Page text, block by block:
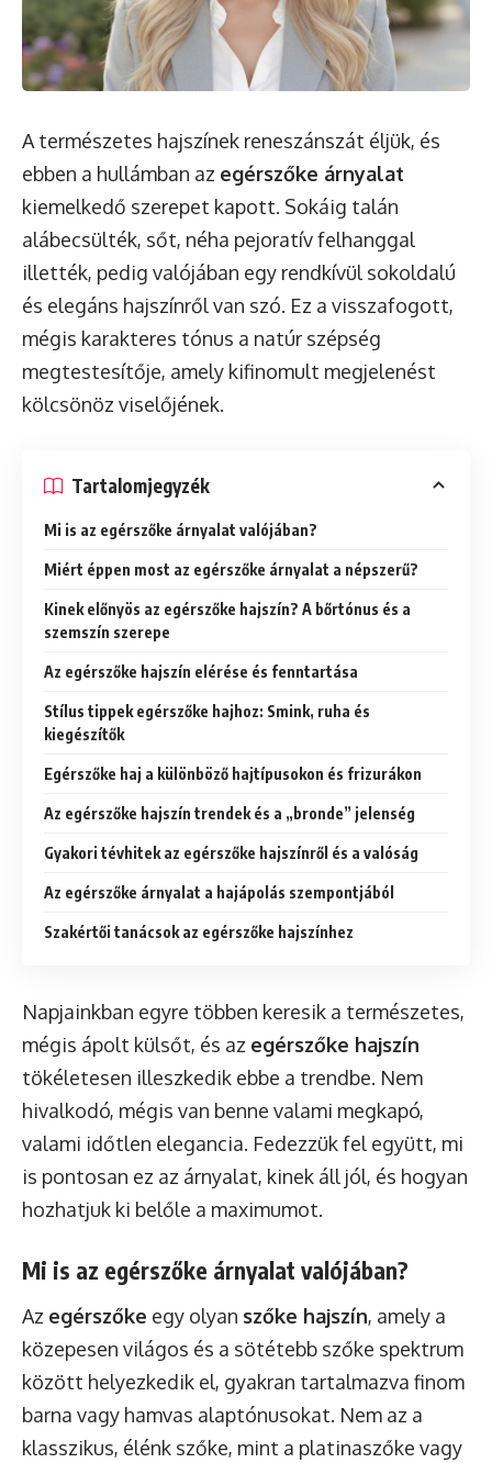
A természetes hajszínek reneszánszát éljük, és
ebben a hullámban az egérszőke árnyalat
kiemelkedő szerepet kapott. Sokáig talán
alábecsülték, sőt, néha pejoratív felhanggal
illették, pedig valójában egy rendkívül sokoldalú
és elegáns hajszínről van szó. Ez a visszafogott,
mégis karakteres tónus a natúr szépség
megtestesítője, amely kifinomult megjelenést
kölcsönöz viselőjének.
Tartalomjegyzék
Mi is az egérszőke árnyalat valójában?
Miért éppen most az egérszőke árnyalat a népszerű?
Kinek előnyös az egérszőke hajszín? A bőrtónus és a
szemszín szerepe
Az egérszőke hajszín elérése és fenntartása
Stílus tippek egérszőke hajhoz: Smink, ruha és
kiegészítők
Egérszőke haj a különböző hajtípusokon és frizurákon
Az egérszőke hajszín trendek és a „bronde” jelenség
Gyakori tévhitek az egérszőke hajszínről és a valóság
Az egérszőke árnyalat a hajápolás szempontjából
Szakértői tanácsok az egérszőke hajszínhez
Napjainkban egyre többen keresik a természetes,
mégis ápolt külsőt, és az egérszőke hajszín
tökéletesen illeszkedik ebbe a trendbe. Nem
hivalkodó, mégis van benne valami megkapó,
valami időtlen elegancia. Fedezzük fel együtt, mi
is pontosan ez az árnyalat, kinek áll jól, és hogyan
hozhatjuk ki belőle a maximumot.
Mi is az egérszőke árnyalat valójában?
Az egérszőke egy olyan szőke hajszín, amely a
közepesen világos és a sötétebb szőke spektrum
között helyezkedik el, gyakran tartalmazva finom
barna vagy hamvas alaptónusokat. Nem az a
klasszikus, élénk szőke, mint a platinaszőke vagy